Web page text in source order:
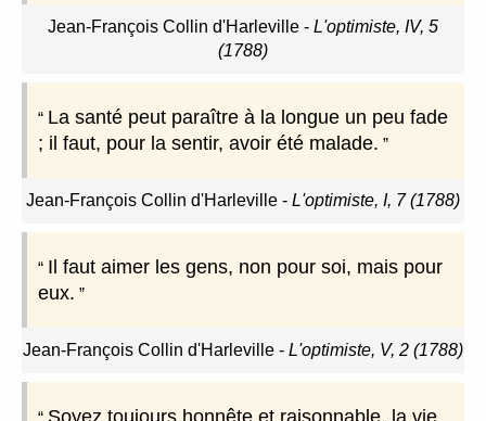
Jean-François Collin d'Harleville - L'optimiste, IV, 5
(1788)
La santé peut paraître à la longue un peu fade
; il faut, pour la sentir, avoir été malade.
Jean-François Collin d'Harleville - L'optimiste, I, 7 (1788)
Il faut aimer les gens, non pour soi, mais pour
eux.
Jean-François Collin d'Harleville - L'optimiste, V, 2 (1788)